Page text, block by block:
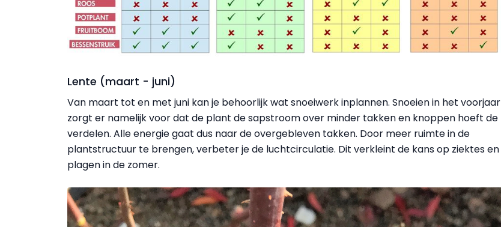
Lente (maart - juni)
Van maart tot en met juni kan je behoorlijk wat snoeiwerk inplannen. Snoeien in het voorjaar
zorgt er namelijk voor dat de plant de sapstroom over minder takken en knoppen hoeft de
verdelen. Alle energie gaat dus naar de overgebleven takken. Door meer ruimte in de
plantstructuur te brengen, verbeter je de luchtcirculatie. Dit verkleint de kans op ziektes en
plagen in de zomer.